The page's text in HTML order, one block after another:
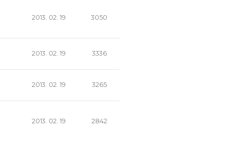
2013. 02. 19 3050
2013. 02. 19 3336
2013. 02. 19 3265
2013. 02. 19 2842